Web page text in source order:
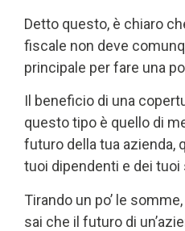
Detto questo, è chiaro
fiscale non deve
principale per fare una
Il beneficio di una
questo tipo è quello di
futuro della tua azienda,
tuoi dipendenti e dei tuoi
Tirando un po’ le
sai che il futuro di